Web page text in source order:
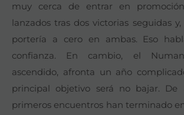
muy cerca de entrar en
lanzados tras dos victorias seguidas
portería a cero en ambas. Eso
confianza. En cambio, el
ascendido, afronta un año
principal objetivo será no bajar. De
primeros encuentros han terminado